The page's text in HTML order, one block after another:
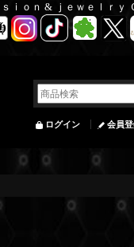
ｉｏｎ & ｊｅｗｅｌｒｙ
ログイン 会員